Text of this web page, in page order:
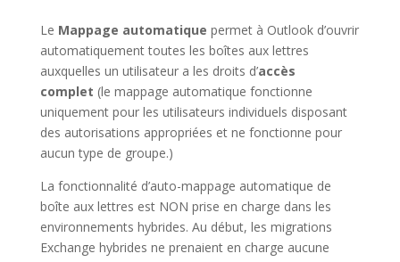
Le Mappage automatique permet à Outlook d’ouvrir
automatiquement toutes les boîtes aux lettres
auxquelles un utilisateur a les droits d’accès
complet (le mappage automatique fonctionne
uniquement pour les utilisateurs individuels disposant
des autorisations appropriées et ne fonctionne pour
aucun type de groupe.)
La fonctionnalité d’auto-mappage automatique de
boîte aux lettres est NON prise en charge dans les
environnements hybrides. Au début, les migrations
Exchange hybrides ne prenaient en charge aucune